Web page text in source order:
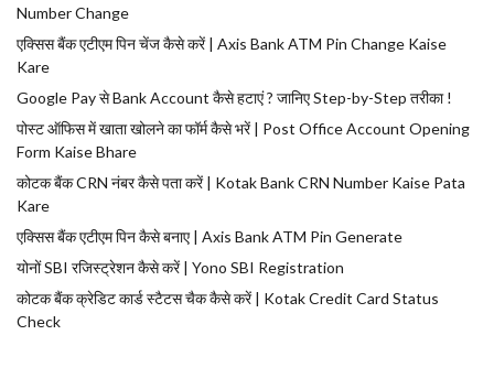
Number Change
एक्सिस बैंक एटीएम पिन चेंज कैसे करें | Axis Bank ATM Pin Change Kaise
Kare
Google Pay से Bank Account कैसे हटाएं ? जानिए Step-by-Step तरीका !
पोस्ट ऑफिस में खाता खोलने का फॉर्म कैसे भरें | Post Office Account Opening
Form Kaise Bhare
कोटक बैंक CRN नंबर कैसे पता करें | Kotak Bank CRN Number Kaise Pata
Kare
एक्सिस बैंक एटीएम पिन कैसे बनाए | Axis Bank ATM Pin Generate
योनों SBI रजिस्ट्रेशन कैसे करें | Yono SBI Registration
कोटक बैंक क्रेडिट कार्ड स्टैटस चैक कैसे करें | Kotak Credit Card Status
Check